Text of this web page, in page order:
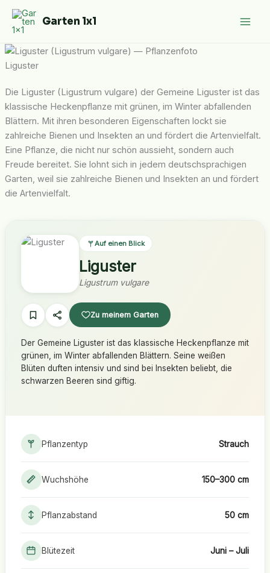
Zum
Inhalt
springen
Garten 1x1
Liguster
Die Liguster (Ligustrum vulgare) der Gemeine Liguster ist das
klassische Heckenpflanze mit grünen, im Winter abfallenden
Blättern. Mit ihren besonderen Eigenschaften lockt sie
zahlreiche Bienen und Insekten an und fördert die Artenvielfalt.
Eine Pflanze, die nicht nur schön aussieht, sondern auch
Freude bereitet. Sie lohnt sich in jedem deutschsprachigen
Garten, weil sie zahlreiche Bienen und Insekten an und fördert
die Artenvielfalt.
Auf einen Blick
Liguster
Ligustrum vulgare
Zu meinem Garten
Der Gemeine Liguster ist das klassische Heckenpflanze mit
grünen, im Winter abfallenden Blättern. Seine weißen
Blüten duften intensiv und sind bei Insekten beliebt, die
schwarzen Beeren sind giftig.
Pflanzentyp Strauch
Wuchshöhe 150–300 cm
Pflanzabstand 50 cm
Blütezeit Juni – Juli